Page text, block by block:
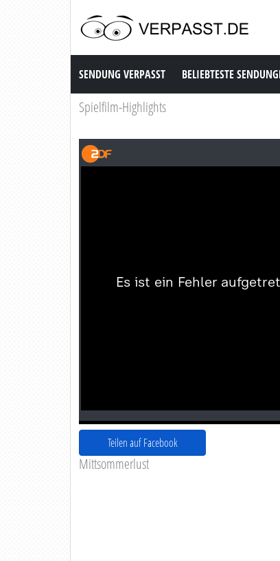
Sendung Verpasst
SENDUNG VERPASST BELIEBTESTE
Spielfilm-Highlights
Teilen auf Facebook
Mittsommerlust